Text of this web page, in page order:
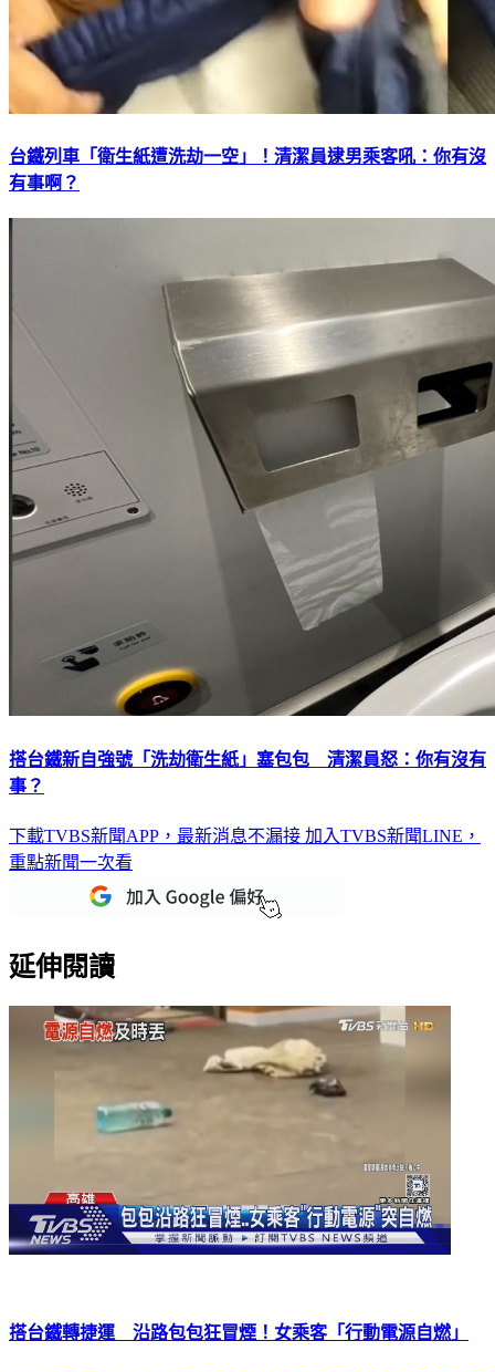
台鐵列車「衛生紙遭洗劫一空」！清潔員逮男乘客吼：你有沒
有事啊？
搭台鐵新自強號「洗劫衛生紙」塞包包 清潔員怒：你有沒有
事？
下載TVBS新聞APP，最新消息不漏接 加入TVBS新聞LINE，
重點新聞一次看
延伸閱讀
搭台鐵轉捷運 沿路包包狂冒煙！女乘客「行動電源自燃」